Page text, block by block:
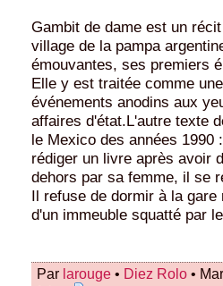
Gambit de dame est un
village de la pampa
émouvantes, ses premiers
Elle y est traitée comme
événements anodins aux
affaires d'état.L'autre texte
le Mexico des années 1990
rédiger un livre après avoir
dehors par sa femme, il se
Il refuse de dormir à la
d'un immeuble squatté par
Par larouge • Diez Rolo •